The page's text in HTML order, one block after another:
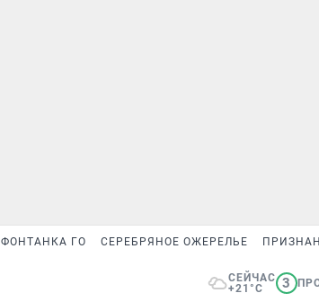
ФОНТАНКА ГО СЕРЕБРЯНОЕ ОЖЕРЕЛЬЕ
СЕЙЧАС
+21°C
3